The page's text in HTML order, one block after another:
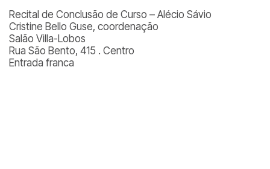
Recital de Conclusão de Curso – Alécio Sávio
Cristine Bello Guse, coordenação
Salão Villa-Lobos
Rua São Bento, 415 . Centro
Entrada franca